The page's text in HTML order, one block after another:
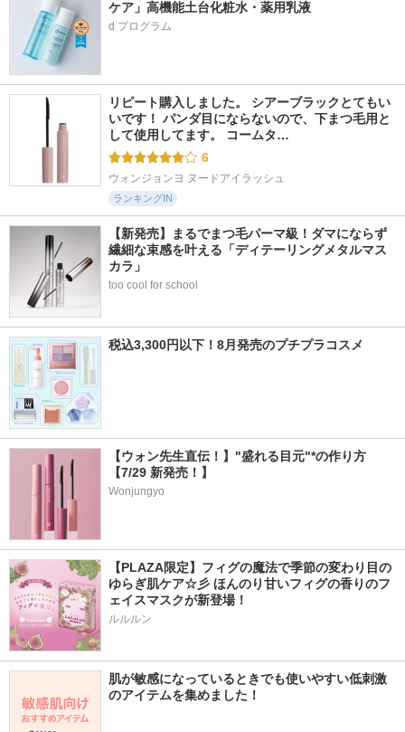
ケア」高機能土台化粧水・薬用乳液
リピート購入しました。 シアーブラックとてもい
いです！ パンダ目にならないので、下まつ毛用と
して使用してます。 コームタ…
6
ウォンジョンヨ ヌードアイラッシュ
ランキングIN
【新発売】まるでまつ毛パーマ級！ダマにならず
繊細な束感を叶える「ディテーリングメタルマス
カラ」
too cool for school
税込3,300円以下！8月発売のプチプラコスメ
【ウォン先生直伝！】"盛れる目元"*の作り方
【7/29 新発売！】
Wonjungyo
【PLAZA限定】フィグの魔法で季節の変わり目の
ゆらぎ肌ケア☆彡 ほんのり甘いフィグの香りのフ
ェイスマスクが新登場！
ルルルン
肌が敏感になっているときでも使いやすい低刺激
のアイテムを集めました！